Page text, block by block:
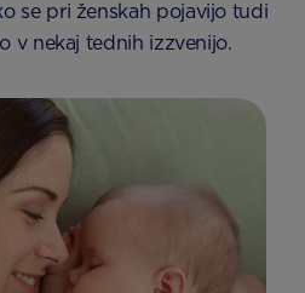
se pri ženskah pojavijo tudi
v nekaj tednih izzvenijo.